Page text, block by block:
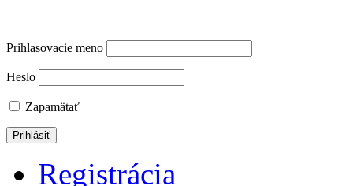
Prihlasovacie meno
Heslo
Zapamätať
Registrácia